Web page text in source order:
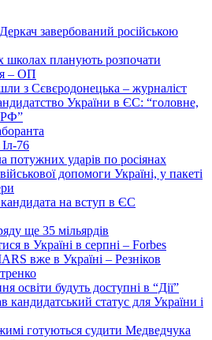
завербований російською
школах планують розпочати
– ОП
з Сєвєродонецька – журналіст
України в ЄС: “головне,
РФ”
76
потужних ударів по росіянах
допомоги Україні, у пакеті
на вступ в ЄС
ще 35 мільярдів
в Україні в серпні – Forbes
вже в Україні – Резніков
освіти будуть доступні в “Дії”
кандидатський статус для України і
готуються судити Медведчука